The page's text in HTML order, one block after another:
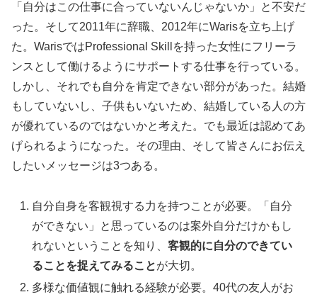
「自分はこの仕事に合っていないんじゃないか」と不安だ
った。そして2011年に辞職、2012年にWarisを立ち上げ
た。WarisではProfessional Skillを持った女性にフリーラ
ンスとして働けるようにサポートする仕事を行っている。
しかし、それでも自分を肯定できない部分があった。結婚
もしていないし、子供もいないため、結婚している人の方
が優れているのではないかと考えた。でも最近は認めてあ
げられるようになった。その理由、そして皆さんにお伝え
したいメッセージは3つある。
自分自身を客観視する力を持つことが必要。「自分
ができない」と思っているのは案外自分だけかもし
れないということを知り、客観的に自分のできてい
ることを捉えてみることが大切。
多様な価値観に触れる経験が必要。40代の友人がお